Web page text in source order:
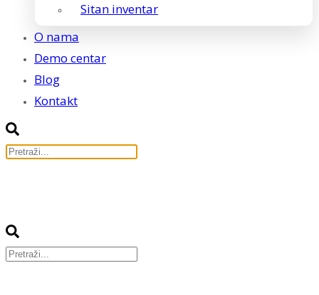
Sitan inventar
O nama
Demo centar
Blog
Kontakt